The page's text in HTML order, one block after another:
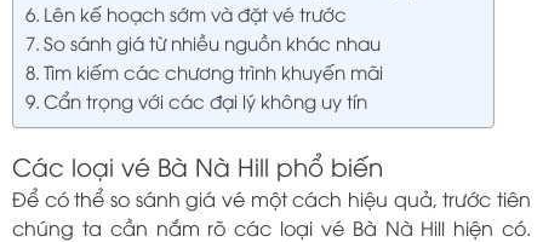
Lên kế hoạch sớm và đặt vé trước
So sánh giá từ nhiều nguồn khác nhau
Tìm kiếm các chương trình khuyến mãi
Cẩn trọng với các đại lý không uy tín
Các loại vé Bà Nà Hill phổ biến
Để có thể so sánh giá vé một cách hiệu quả, trước tiên
chúng ta cần nắm rõ các loại vé Bà Nà Hill hiện có.